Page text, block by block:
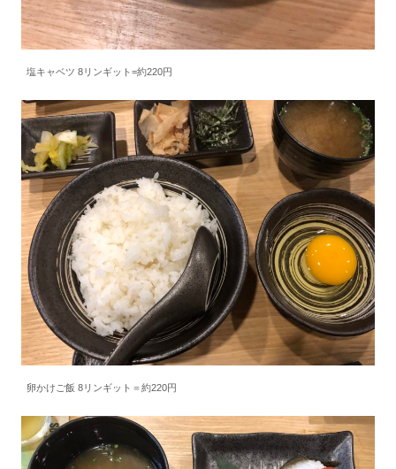
塩キャベツ 8リンギット=約220円
卵かけご飯 8リンギット＝約220円